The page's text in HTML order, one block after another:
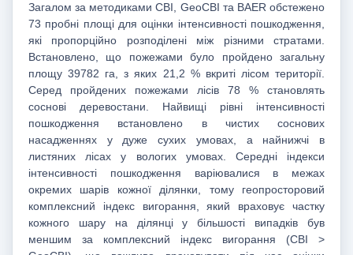
Загалом за методиками CBI, GeoCBI та BAER обстежено
73 пробні площі для оцінки інтенсивності пошкодження,
які пропорційно розподілені між різними стратами.
Встановлено, що пожежами було пройдено загальну
площу 39782 га, з яких 21,2 % вкриті лісом території.
Серед пройдених пожежами лісів 78 % становлять
соснові деревостани. Найвищі рівні інтенсивності
пошкодження встановлено в чистих соснових
насадженнях у дуже сухих умовах, а найнижчі в
листяних лісах у вологих умовах. Середні індекси
інтенсивності пошкодження варіювалися в межах
окремих шарів кожної ділянки, тому геопросторовий
комплексний індекс вигорання, який враховує частку
кожного шару на ділянці у більшості випадків був
меншим за комплексний індекс вигорання (CBI >